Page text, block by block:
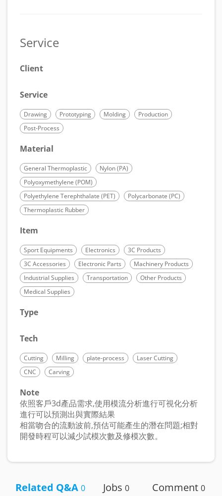
Service
Client
Service
Drawing Prototyping Molding
Production
Post-Process
Material
General Thermoplastic
Nylon (PA)
Polyoxymethylene (POM)
Polyethylene Terephthalate (PET)
Polycarbonate (PC)
Thermoplastic Rubber
Item
Sport Equipments Electronics
3C Products
3C Accessories
Electronic Parts
Machinery Products
Industrial Supplies
Transportation
Other Products
Medical Supplies
Type
Tech
Cutting Milling plate-process
Laser Cutting
CNC
Carving
Note
依照客戶3d產品需求,使用模流分析進行可視化分析
進行可以預測出與實際結果
相當吻合的流動波前,預估可能產生的潛在問題;相對
開發時程可以減少試模次數及修模次數。
Related Q&A 0 Jobs 0 Comment 0